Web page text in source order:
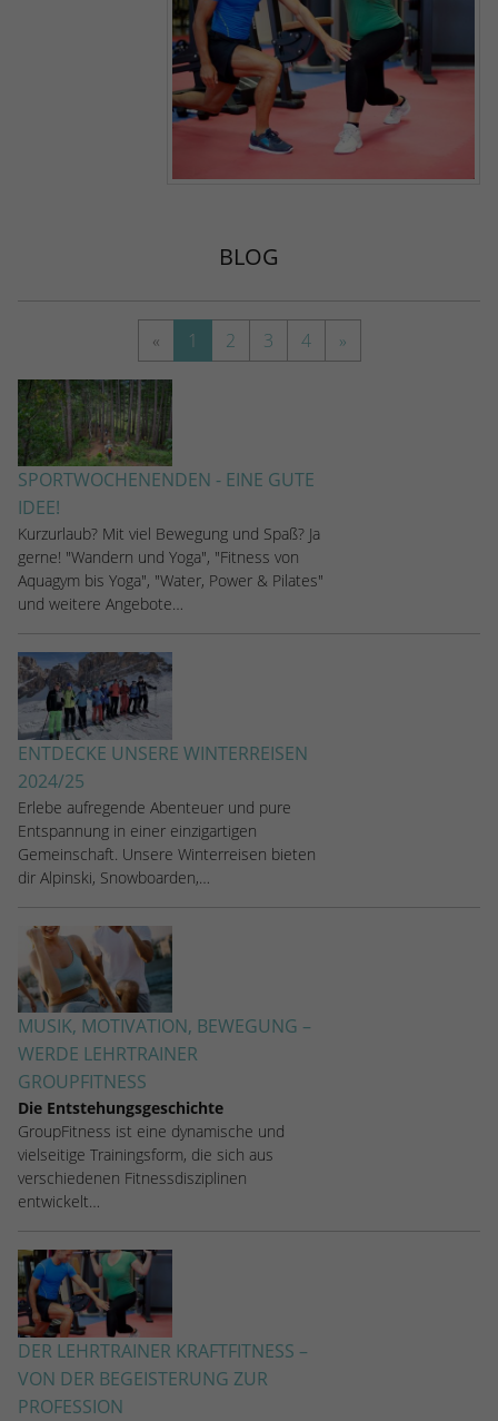
BLOG
« 1 2 3 4 »
SPORTWOCHENENDEN - EINE GUTE
IDEE!
Kurzurlaub? Mit viel Bewegung und Spaß? Ja
gerne! "Wandern und Yoga", "Fitness von
Aquagym bis Yoga", "Water, Power & Pilates"
und weitere Angebote…
ENTDECKE UNSERE WINTERREISEN
2024/25
Erlebe aufregende Abenteuer und pure
Entspannung in einer einzigartigen
Gemeinschaft. Unsere Winterreisen bieten
dir Alpinski, Snowboarden,…
MUSIK, MOTIVATION, BEWEGUNG –
WERDE LEHRTRAINER
GROUPFITNESS
Die Entstehungsgeschichte
GroupFitness ist eine dynamische und
vielseitige Trainingsform, die sich aus
verschiedenen Fitnessdisziplinen
entwickelt…
DER LEHRTRAINER KRAFTFITNESS –
VON DER BEGEISTERUNG ZUR
PROFESSION